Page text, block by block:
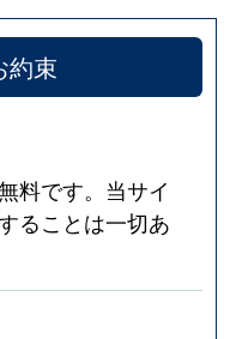
約束
料です。当サイ
ることは一切あ